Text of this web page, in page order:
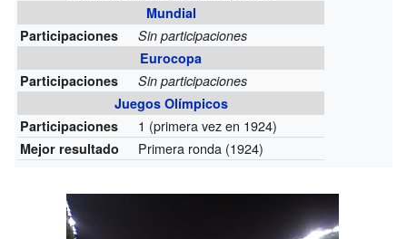
Mundial
Participaciones
Sin participaciones
Eurocopa
Participaciones
Sin participaciones
Juegos Olímpicos
Participaciones
1 (primera vez en 1924)
Mejor resultado Primera ronda (1924)